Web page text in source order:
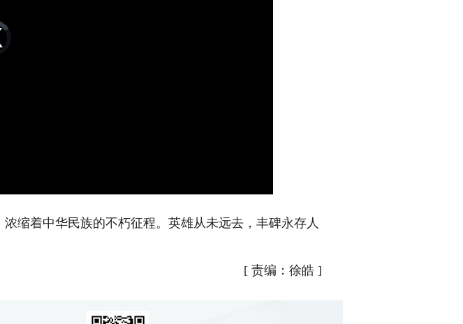
着中华民族的不朽征程。英雄从未远去，丰碑永存人
[ 责编：徐皓 ]